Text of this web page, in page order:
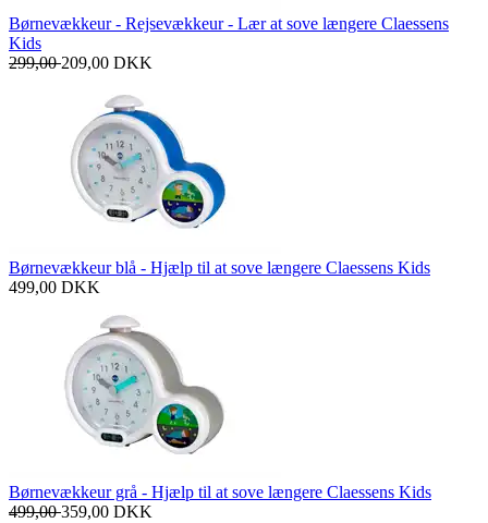
Børnevækkeur - Rejsevækkeur - Lær at sove længere Claessens
Kids
299,00209,00 DKK
Børnevækkeur blå - Hjælp til at sove længere Claessens Kids
499,00 DKK
Børnevækkeur grå - Hjælp til at sove længere Claessens Kids
499,00359,00 DKK